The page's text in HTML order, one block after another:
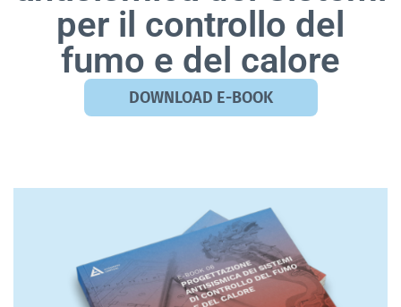
per il controllo del
fumo e del calore
DOWNLOAD E-BOOK